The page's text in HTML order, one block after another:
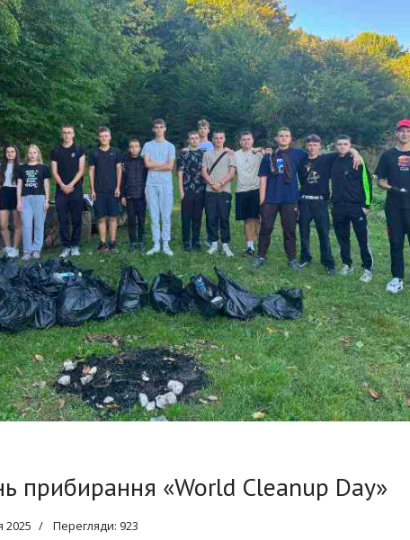
прибирання «World Cleanup Day»
2025 Перегляди: 923